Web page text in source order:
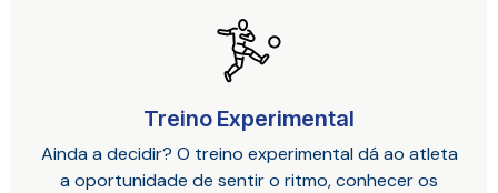
Treino Experimental
Ainda a decidir? O treino experimental dá ao atleta
a oportunidade de sentir o ritmo, conhecer os